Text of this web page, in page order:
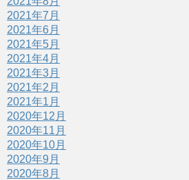
2021年7月
2021年6月
2021年5月
2021年4月
2021年3月
2021年2月
2021年1月
2020年12月
2020年11月
2020年10月
2020年9月
2020年8月